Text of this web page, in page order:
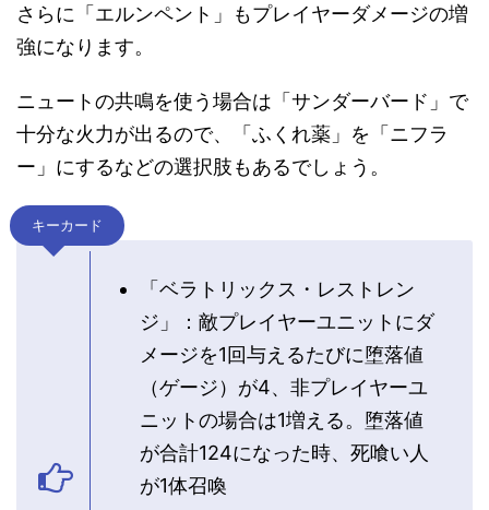
さらに「エルンペント」もプレイヤーダメージの増
強になります。
ニュートの共鳴を使う場合は「サンダーバード」で
十分な火力が出るので、「ふくれ薬」を「ニフラ
ー」にするなどの選択肢もあるでしょう。
キーカード
「ベラトリックス・レストレン
ジ」：敵プレイヤーユニットにダ
メージを1回与えるたびに堕落値
（ゲージ）が4、非プレイヤーユ
ニットの場合は1増える。堕落値
が合計124になった時、死喰い人
が1体召喚